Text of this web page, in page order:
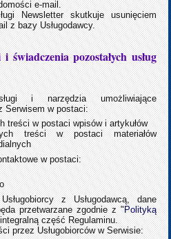
e-mail.
Newsletter skutkuje usunięciem
z bazy Usługodawcy.
pozostałych usług
i narzędzia umożliwiające
Serwisem w postaci:
treści w postaci wpisów i artykułów
treści w postaci materiałów
w postaci:
z Usługodawcą, dane
przetwarzane zgodnie z " Polityką
część Regulaminu.
przez Usługobiorców w Serwisie: